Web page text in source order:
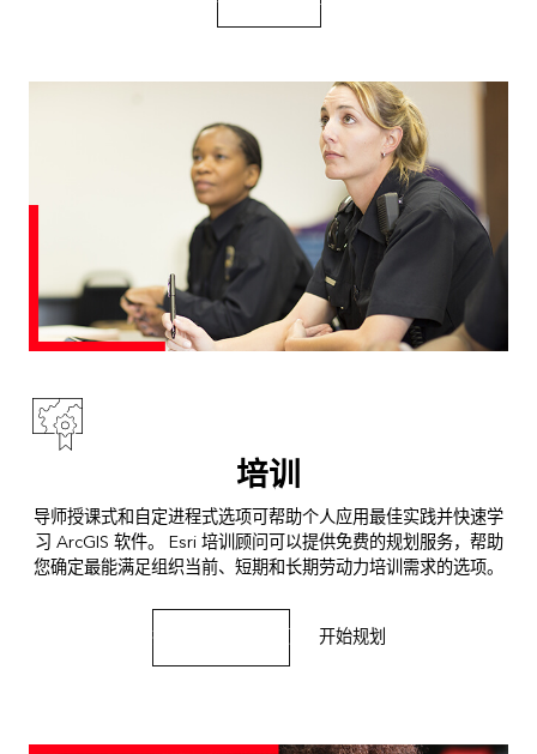
培训
导师授课式和自定进程式选项可帮助个人应用最佳实践并快速学
习 ArcGIS 软件。 Esri 培训顾问可以提供免费的规划服务，帮助
您确定最能满足组织当前、短期和长期劳动力培训需求的选项。
探索 Esri 培训选项 开始规划